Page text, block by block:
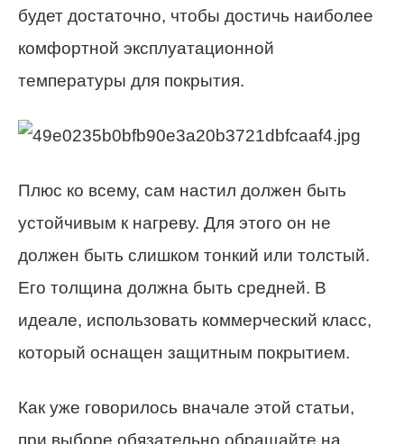
будет достаточно, чтобы достичь наиболее
комфортной эксплуатационной
температуры для покрытия.
Плюс ко всему, сам настил должен быть
устойчивым к нагреву. Для этого он не
должен быть слишком тонкий или толстый.
Его толщина должна быть средней. В
идеале, использовать коммерческий класс,
который оснащен защитным покрытием.
Как уже говорилось вначале этой статьи,
при выборе обязательно обращайте на